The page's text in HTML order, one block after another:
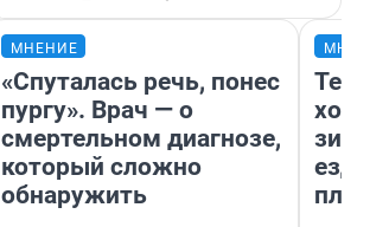
МНЕНИЕ
«Спуталась речь, понес
пургу». Врач — о
смертельном диагнозе,
который сложно
обнаружить
ездит